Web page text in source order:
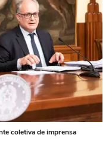
coletiva de imprensa